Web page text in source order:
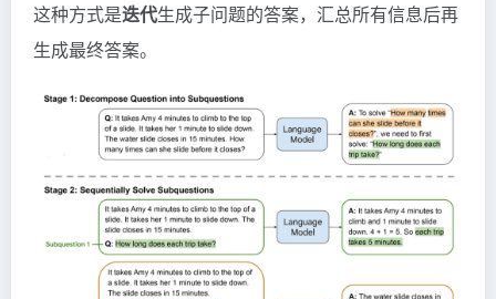
这种方式是迭代生成子问题的答案，汇总所有信息后再
生成最终答案。